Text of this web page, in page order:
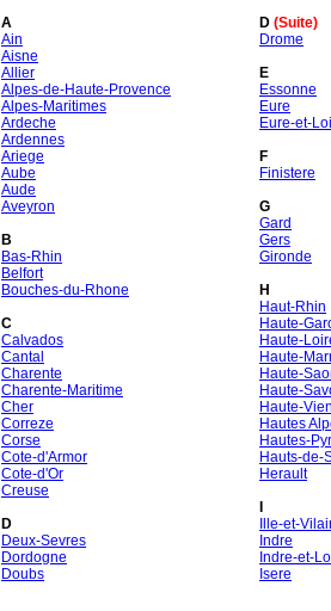
A
Ain
Aisne
Allier
Alpes-de-Haute-Provence
Alpes-Maritimes
Ardeche
Ardennes
Ariege
Aube
Aude
Aveyron
B
Bas-Rhin
Belfort
Bouches-du-Rhone
C
Calvados
Cantal
Charente
Charente-Maritime
Cher
Correze
Corse
Cote-d'Armor
Cote-d'Or
Creuse
D
Deux-Sevres
Dordogne
Doubs
D (Suite)
Drome
E
Essonne
Eure
Eure-et-
F
Finistere
G
Gard
Gers
Gironde
H
Haut-Rhin
Haute-
Haute-
Haute-
Haute-
Haute-
Haute-
Hautes
Hautes-
Hauts-de-
Herault
Ille-et-
Indre
Indre-et-
Isere